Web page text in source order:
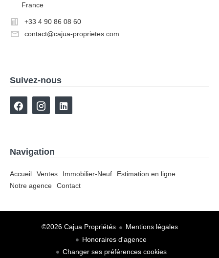
France
+33 4 90 86 08 60
contact@cajua-proprietes.com
Suivez-nous
Navigation
Accueil Ventes Immobilier-Neuf
Estimation en ligne
Notre agence
Contact
©2026 Cajua Propriétés
Mentions légales
Honoraires d'agence
Changer ses préférences cookies